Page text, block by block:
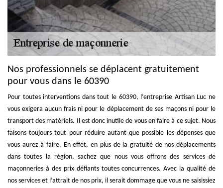
Nos professionnels se déplacent gratuitement
pour vous dans le 60390
Pour toutes interventions dans tout le 60390, l’entreprise Artisan Luc ne
vous exigera aucun frais ni pour le déplacement de ses maçons ni pour le
transport des matériels. Il est donc inutile de vous en faire à ce sujet. Nous
faisons toujours tout pour réduire autant que possible les dépenses que
vous aurez à faire. En effet, en plus de la gratuité de nos déplacements
dans toutes la région, sachez que nous vous offrons des services de
maçonneries à des prix défiants toutes concurrences. Avec la qualité de
nos services et l’attrait de nos prix, il serait dommage que vous ne saisissiez